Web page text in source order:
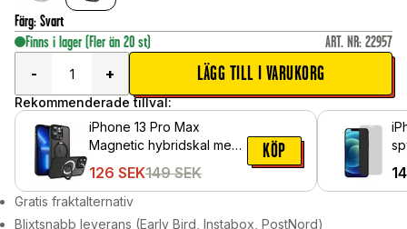
Färg: Svart
Finns i lager (Fler än 20 st) ART. NR: 22957
-
+ LÄGG TILL I VARUKORG
Rekommenderade tillval:
iPhone 13 Pro Max
Magnetic hybridskal med
126 SEK149 SEK
KÖP
Gratis fraktalternativ
Blixtsnabb leverans (Early Bird, Instabox, PostNord)